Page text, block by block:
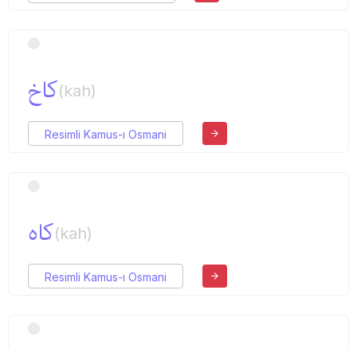
كاخ(kah)
Resimli Kamus-ı Osmani
كاه(kah)
Resimli Kamus-ı Osmani